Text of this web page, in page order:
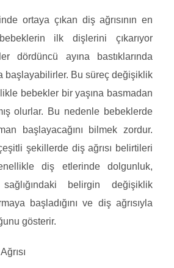
ortaya çıkan diş ağrısının en
ilk dişlerini çıkarıyor
dördüncü ayına bastıklarında
başlayabilirler. Bu süreç değişiklik
bebekler bir yaşına basmadan
olurlar. Bu nedenle bebeklerde
başlayacağını bilmek zordur.
şekillerde diş ağrısı belirtileri
diş etlerinde dolgunluk,
belirgin değişiklik
başladığını ve diş ağrısıyla
gösterir.